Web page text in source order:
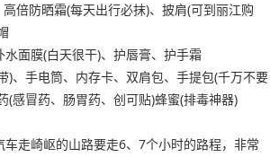
倍防晒霜(每天出行必抹)、披肩(可到丽江购
面膜(白天很干)、护唇膏、护手霜
)、手电筒、内存卡、双肩包、手提包(千万不要
(感冒药、肠胃药、创可贴)蜂蜜(排毒神器)
走崎岖的山路要走6、7个小时的路程，非常